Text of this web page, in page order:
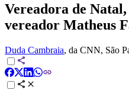
Vereadora de
vereador Matheus
Duda Cambraia, da CNN, São